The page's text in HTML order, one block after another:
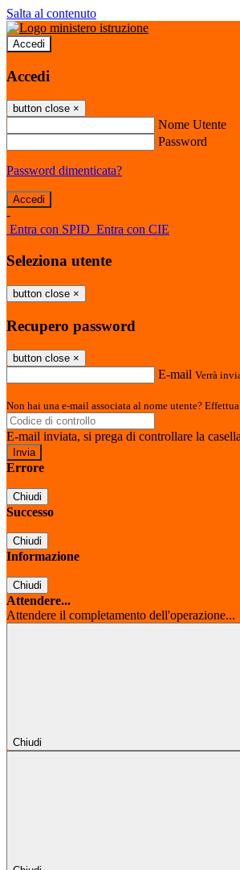
Salta al contenuto
Accedi
Accedi
button close ×
Nome Utente
Password
Password dimenticata?
-
Entra con SPID Entra con CIE
Seleziona utente
button close ×
Recupero password
button close ×
E-mail Verrà
Non hai una e-mail associata al nome utente?
E-mail inviata, si prega di controllare la
Errore
Chiudi
Successo
Chiudi
Informazione
Chiudi
Attendere...
Attendere il completamento dell'operazione...
Chiudi